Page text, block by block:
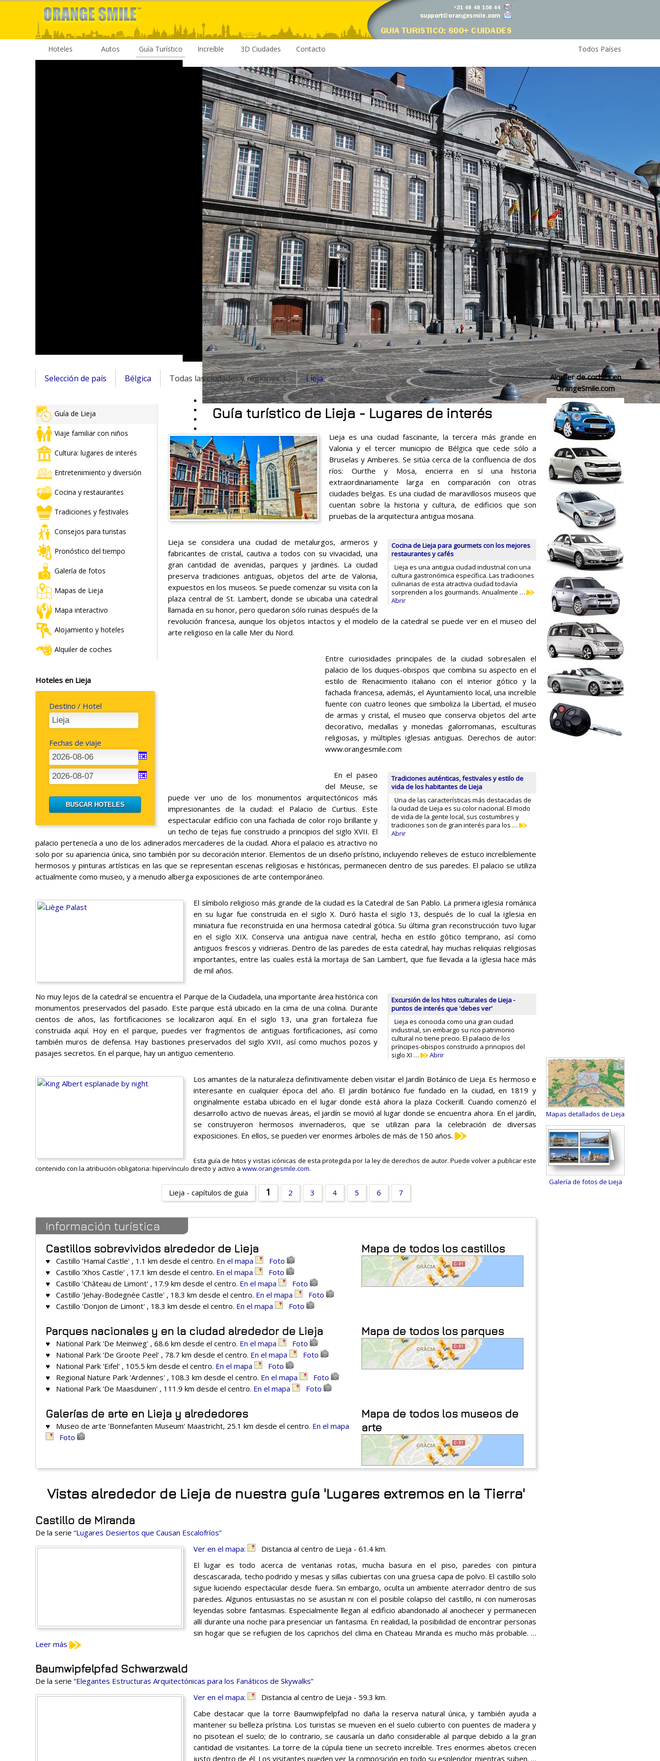
Hoteles Autos Guía Turístico Increíble 3D Ciudades Contacto Todos Países
Selección de país Bélgica Todas las ciudades y regiones ⇓ Lieja
Guía de Lieja
Viaje familiar con niños
Cultura: lugares de interés
Entretenimiento y diversión
Cocina y restaurantes
Tradiciones y festivales
Consejos para turistas
Pronóstico del tiempo
Galería de fotos
Mapas de Lieja
Mapa interactivo
Alojamiento y hoteles
Alquiler de coches
Hoteles en Lieja
Destino / Hotel
Fechas de viaje
Guía turístico de Lieja - Lugares de interés
Lieja es una ciudad fascinante, la tercera más grande en
Valonia y el tercer municipio de Bélgica que cede sólo a
Bruselas y Amberes. Se sitúa cerca de la confluencia de dos
ríos: Ourthe y Mosa, encierra en sí una historia
extraordinariamente larga en comparación con otras
ciudades belgas. Es una ciudad de maravillosos museos que
cuentan sobre la historia y cultura, de edificios que son
pruebas de la arquitectura antigua mosana.
Cocina de Lieja para gourmets con los mejores
restaurantes y cafés
Lieja es una antigua ciudad industrial con una
cultura gastronómica específica. Las tradiciones
culinarias de esta atractiva ciudad todavía
sorprenden a los gourmands. Anualmente …
Abrir
Lieja se considera una ciudad de metalurgos, armeros y
fabricantes de cristal, cautiva a todos con su vivacidad, una
gran cantidad de avenidas, parques y jardines. La ciudad
preserva tradiciones antiguas, objetos del arte de Valonia,
expuestos en los museos. Se puede comenzar su visita con la
plaza central de St. Lambert, donde se ubicaba una catedral
llamada en su honor, pero quedaron sólo ruinas después de la
revolución francesa, aunque los objetos intactos y el modelo de la catedral se puede ver en el museo del
arte religioso en la calle Mer du Nord.
Entre curiosidades principales de la ciudad sobresalen el
palacio de los duques-obispos que combina su aspecto en el
estilo de Renacimiento italiano con el interior gótico y la
fachada francesa, además, el Ayuntamiento local, una increíble
fuente con cuatro leones que simboliza la Libertad, el museo
de armas y cristal, el museo que conserva objetos del arte
decorativo, medallas y monedas galorromanas, esculturas
religiosas, y múltiples iglesias antiguas. Derechos de autor:
www.orangesmile.com
Tradiciones auténticas, festivales y estilo de
vida de los habitantes de Lieja
Una de las características más destacadas de
la ciudad de Lieja es su color nacional. El modo
de vida de la gente local, sus costumbres y
tradiciones son de gran interés para los …
Abrir
En el paseo
del Meuse, se
puede ver uno de los monumentos arquitectónicos más
impresionantes de la ciudad: el Palacio de Curtius. Este
espectacular edificio con una fachada de color rojo brillante y
un techo de tejas fue construido a principios del siglo XVII. El
palacio pertenecía a uno de los adinerados mercaderes de la ciudad. Ahora el palacio es atractivo no
solo por su apariencia única, sino también por su decoración interior. Elementos de un diseño prístino, incluyendo relieves de estuco increíblemente
hermosos y pinturas artísticas en las que se representan escenas religiosas e históricas, permanecen dentro de sus paredes. El palacio se utiliza
actualmente como museo, y a menudo alberga exposiciones de arte contemporáneo.
El símbolo religioso más grande de la ciudad es la Catedral de San Pablo. La primera iglesia románica
en su lugar fue construida en el siglo X. Duró hasta el siglo 13, después de lo cual la iglesia en
miniatura fue reconstruida en una hermosa catedral gótica. Su última gran reconstrucción tuvo lugar
en el siglo XIX. Conserva una antigua nave central, hecha en estilo gótico temprano, así como
antiguos frescos y vidrieras. Dentro de las paredes de esta catedral, hay muchas reliquias religiosas
importantes, entre las cuales está la mortaja de San Lambert, que fue llevada a la iglesia hace más
de mil años.
Excursión de los hitos culturales de Lieja -
puntos de interés que 'debes ver'
Lieja es conocida como una gran ciudad
industrial, sin embargo su rico patrimonio
cultural no tiene precio. El palacio de los
príncipes-obispos construido a principios del
siglo XI …
Abrir
No muy lejos de la catedral se encuentra el Parque de la Ciudadela, una importante área histórica con
monumentos preservados del pasado. Este parque está ubicado en la cima de una colina. Durante
cientos de años, las fortificaciones se localizaron aquí. En el siglo 13, una gran fortaleza fue
construida aquí. Hoy en el parque, puedes ver fragmentos de antiguas fortificaciones, así como
también muros de defensa. Hay bastiones preservados del siglo XVII, así como muchos pozos y
pasajes secretos. En el parque, hay un antiguo cementerio.
Los amantes de la naturaleza definitivamente deben visitar el Jardín Botánico de Lieja. Es hermoso e
interesante en cualquier época del año. El jardín botánico fue fundado en la ciudad, en 1819 y
originalmente estaba ubicado en el lugar donde está ahora la plaza Cockerill. Cuando comenzó el
desarrollo activo de nuevas áreas, el jardín se movió al lugar donde se encuentra ahora. En el jardín,
se construyeron hermosos invernaderos, que se utilizan para la celebración de diversas
exposiciones. En ellos, se pueden ver enormes árboles de más de 150 años.
Esta guía de hitos y vistas icónicas de esta protegida por la ley de derechos de autor. Puede volver a publicar este
contenido con la atribución obligatoria: hipervínculo directo y activo a www.orangesmile.com.
Lieja - capítulos de guia 1 2 3 4 5 6 7
Información turística
Mapa de todos los castillos
Castillos sobrevividos alrededor de Lieja
♥ Castillo 'Hamal Castle' , 1.1 km desde el centro. En el mapa
Foto
♥ Castillo 'Xhos Castle' , 17.1 km desde el centro. En el mapa
Foto
♥ Castillo 'Château de Limont' , 17.9 km desde el centro. En el mapa
Foto
♥ Castillo 'Jehay-Bodegnée Castle' , 18.3 km desde el centro. En el mapa
Foto
♥ Castillo 'Donjon de Limont' , 18.3 km desde el centro. En el mapa Foto
Mapa de todos los parques
Parques nacionales y en la ciudad alrededor de Lieja
♥ National Park 'De Meinweg' , 68.6 km desde el centro. En el mapa
Foto
♥ National Park 'De Groote Peel' , 78.7 km desde el centro. En el mapa
Foto
♥ National Park 'Eifel' , 105.5 km desde el centro. En el mapa
Foto
♥ Regional Nature Park 'Ardennes' , 108.3 km desde el centro. En el mapa
Foto
♥ National Park 'De Maasduinen' , 111.9 km desde el centro. En el mapa Foto
Mapa de todos los museos de
arte
Galerías de arte en Lieja y alrededores
♥ Museo de arte 'Bonnefanten Museum' Maastricht, 25.1 km desde el centro. En el mapa
Foto
Vistas alrededor de Lieja de nuestra guía 'Lugares extremos en la Tierra'
Castillo de Miranda
De la serie “Lugares Desiertos que Causan Escalofríos”
Ver en el mapa:
Distancia al centro de Lieja - 61.4 km.
El lugar es todo acerca de ventanas rotas, mucha basura en el piso, paredes con pintura
descascarada, techo podrido y mesas y sillas cubiertas con una gruesa capa de polvo. El castillo solo
sigue luciendo espectacular desde fuera. Sin embargo, oculta un ambiente aterrador dentro de sus
paredes. Algunos entusiastas no se asustan ni con el posible colapso del castillo, ni con numerosas
leyendas sobre fantasmas. Especialmente llegan al edificio abandonado al anochecer y permanecen
allí durante una noche para presenciar un fantasma. En realidad, la posibilidad de encontrar personas
sin hogar que se refugien de los caprichos del clima en Chateau Miranda es mucho más probable. …
Leer más
Baumwipfelpfad Schwarzwald
De la serie “Elegantes Estructuras Arquitectónicas para los Fanáticos de Skywalks”
Ver en el mapa:
Distancia al centro de Lieja - 59.3 km.
Cabe destacar que la torre Baumwipfelpfad no daña la reserva natural única, y también ayuda a
mantener su belleza prístina. Los turistas se mueven en el suelo cubierto con puentes de madera y
no pisotean el suelo; de lo contrario, se causaría un daño considerable al parque debido a la gran
cantidad de visitantes. La torre de la cúpula tiene un secreto increíble. Tres enormes abetos crecen
justo dentro de él. Los visitantes pueden ver la composición en todo su esplendor mientras suben. …
Alquiler de coches en
OrangeSmile.com
Mapas detallados de Lieja
Galería de fotos de Lieja